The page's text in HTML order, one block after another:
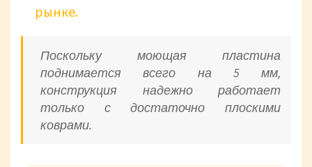
рынке.
Поскольку моющая пластина
поднимается всего на 5 мм,
конструкция надежно работает
только с достаточно плоскими
коврами.